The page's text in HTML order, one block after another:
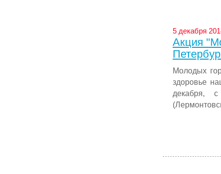
5 декабря
Акция
Молодых
здоровье
декабря,